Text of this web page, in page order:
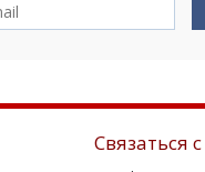
Связаться